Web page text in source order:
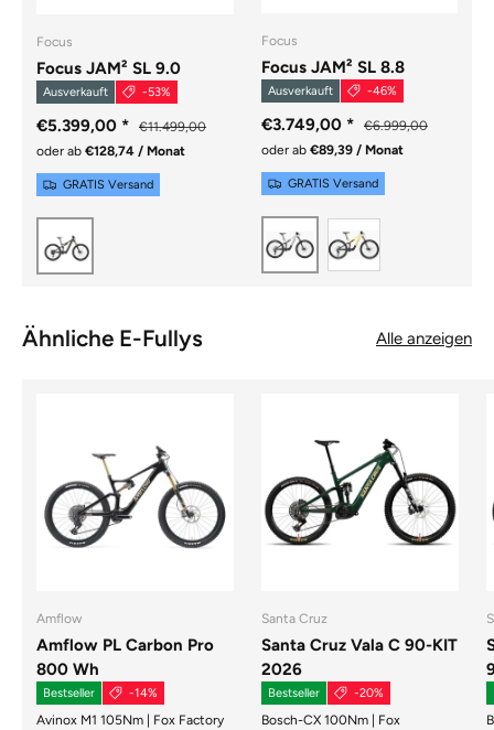
Focus
Focus JAM² SL 9.0
Ausverkauft -53%
€5.399,00 *
€11.499,00
oder ab €128,74 / Monat
GRATIS Versand
CARBON RAW / CARBON GLOSSY
Focus
Focus JAM² SL 8.8
Ausverkauft -46%
€3.749,00 *
€6.999,00
oder ab €89,39 / Monat
GRATIS Versand
LIGHTGREY GLOSSY
Ähnliche E-Fullys Alle anzeigen
Amflow
Amflow PL Carbon Pro
800 Wh
Bestseller -14%
Avinox M1 105Nm | Fox Factory
Santa Cruz
Santa Cruz Vala C 90-KIT
2026
Bestseller -20%
Bosch-CX 100Nm | Fox